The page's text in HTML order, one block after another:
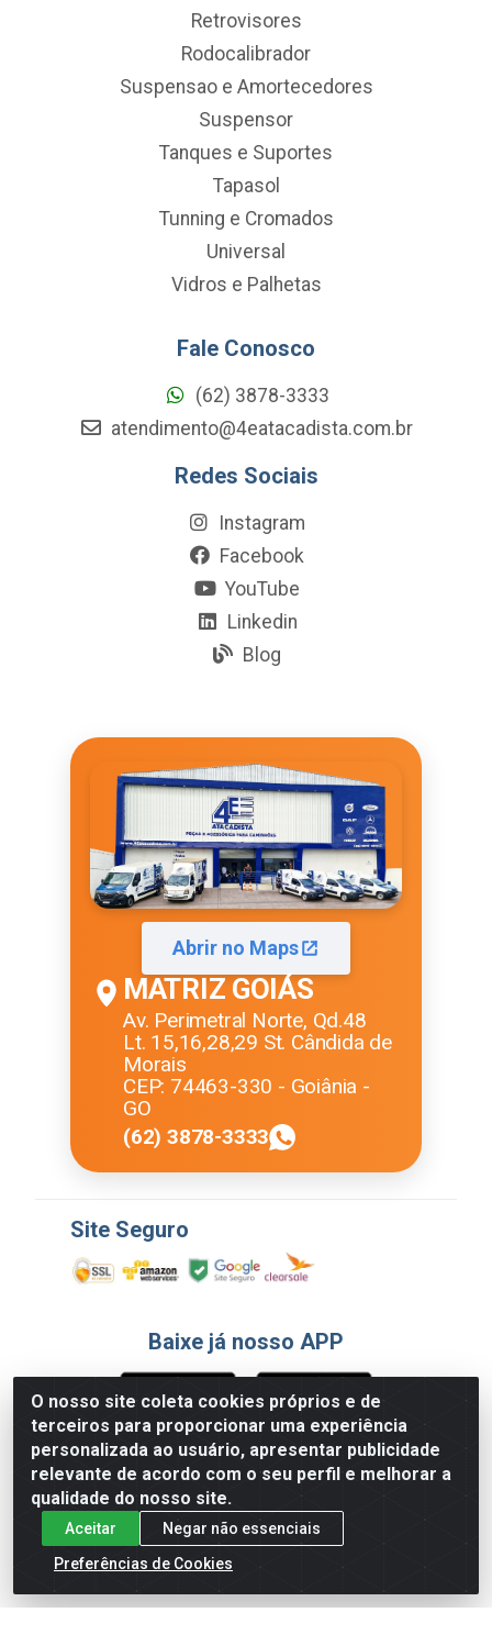
O nosso site coleta cookies próprios e de
terceiros para proporcionar uma experiência
personalizada ao usuário, apresentar publicidade
relevante de acordo com o seu perfil e melhorar a
qualidade do nosso site.
Aceitar
Negar não essenciais
Preferências de Cookies
Retrovisores
Rodocalibrador
Suspensao e Amortecedores
Suspensor
Tanques e Suportes
Tapasol
Tunning e Cromados
Universal
Vidros e Palhetas
Fale Conosco
(62) 3878-3333
atendimento@4eatacadista.com.br
Redes Sociais
Instagram
Facebook
YouTube
Linkedin
Blog
Abrir no Maps
MATRIZ GOIÁS
Av. Perimetral Norte, Qd.48
Lt. 15,16,28,29 St. Cândida de
Morais
CEP: 74463-330 - Goiânia -
GO
(62) 3878-3333
Site Seguro
Baixe já nosso APP
Formas de Pagamento